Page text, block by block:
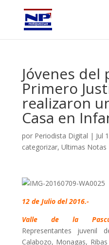
Jóvenes del
Primero
realizaron
Casa en
por Periodista Digital | Jul
categorizar, Ultimas Notas
12 de Julio del 2016.-
Valle de la
Representantes juvenil
Calabozo, Monagas,